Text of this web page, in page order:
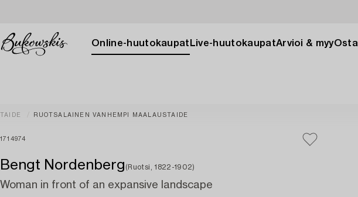
Online-huutokaupat Live-huutokaupatArvioi & myyOsta
TAIDE RUOTSALAINEN VANHEMPI MAALAUSTAIDE
1714974
Bengt Nordenberg (Ruotsi, 1822-1902)
Woman in front of an expansive landscape